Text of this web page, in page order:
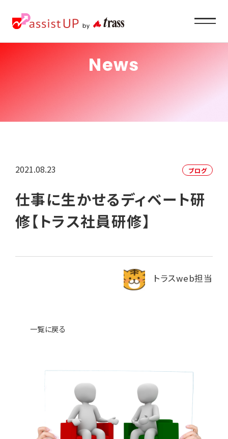
Recruit
求職者の方へ
ニュース・ブログ
プライバシーポリシー
News
仕事に生かせるディベート研
修【トラス社員研修】
2021.08.23 ブログ
トラスweb担当
一覧に戻る